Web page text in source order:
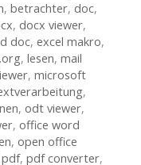
, betrachter, doc,
, docx viewer,
doc, excel makro,
, lesen, mail
, microsoft
,
, odt viewer,
, office word
, open office
pdf, pdf converter,